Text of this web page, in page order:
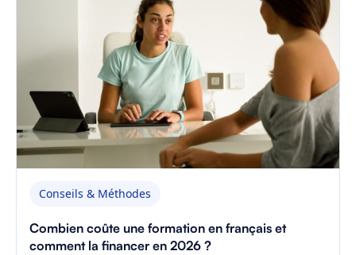
Conseils & Méthodes
Combien coûte une formation en français et
comment la financer en 2026 ?